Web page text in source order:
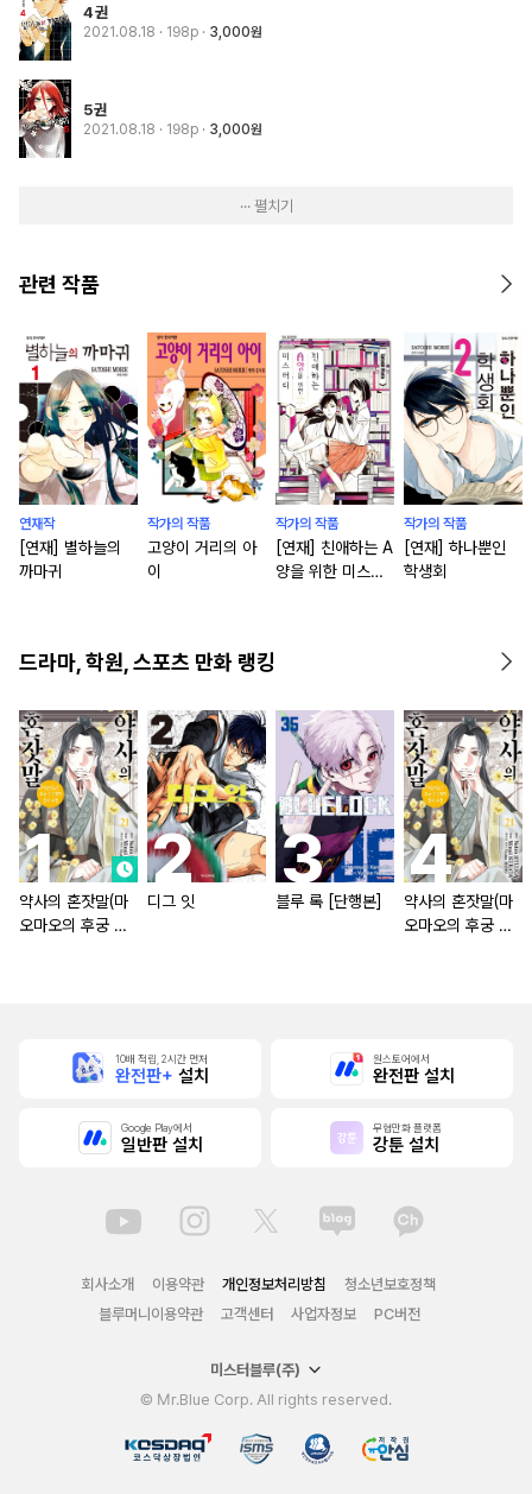
4권
2021.08.18 · 198p 3,000원
5권
2021.08.18 · 198p 3,000원
··· 펼치기
관련 작품
연재작
[연재] 별하늘의
까마귀
작가의 작품
고양이 거리의 아
이
작가의 작품
[연재] 친애하는 A
양을 위한 미스터
작가의 작품
[연재] 하나뿐인
학생회
드라마, 학원, 스포츠 만화 랭킹
약사의 혼잣말(마
오마오의 후궁 수
디그 잇 블루 록 [단행본]
약사의 혼잣말(마
오마오의 후궁 수
10배 적립, 2시간 먼저
완전판+ 설치
원스토어에서
완전판 설치
Google Play에서
일반판 설치
무협만화 플랫폼
강툰 설치
회사소개 이용약관 개인정보처리방침
청소년보호정책
블루머니이용약관
고객센터 사업자정보 PC버전
미스터블루(주)
© Mr.Blue Corp. All rights reserved.